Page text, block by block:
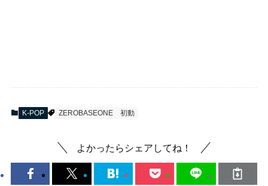
K-POP ZEROBASEONE 初動
よかったらシェアしてね！